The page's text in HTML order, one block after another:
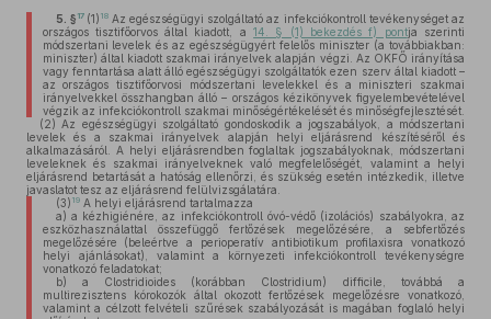
5. § 17 (1) 18Az egészségügyi szolgáltató az infekciókontroll tevékenységet az
országos tisztifőorvos által kiadott, a14. § (1) bekezdés f) pontja szerinti
módszertani levelek és az egészségügyért felelős miniszter (a továbbiakban:
miniszter) által kiadott szakmai irányelvek alapján végzi. Az OKFŐ irányítása
vagy fenntartása alatt álló egészségügyi szolgáltatók ezen szerv által kiadott –
az országos tisztifőorvosi módszertani levelekkel és a miniszteri szakmai
irányelvekkel összhangban álló – országos kézikönyvek figyelembevételével
végzik az infekciókontroll szakmai minőségértékelését és minőségfejlesztését.
(2) Az egészségügyi szolgáltató gondoskodik a jogszabályok, a módszertani
levelek és a szakmai irányelvek alapján helyi eljárásrend készítéséről és
alkalmazásáról. A helyi eljárásrendben foglaltak jogszabályoknak, módszertani
leveleknek és szakmai irányelveknek való megfelelőségét, valamint a helyi
eljárásrend betartását a hatóság ellenőrzi, és szükség esetén intézkedik, illetve
javaslatot tesz az eljárásrend felülvizsgálatára.
(3) 19A helyi eljárásrend tartalmazza
a) a kézhigiénére, az infekciókontroll óvó-védő (izolációs) szabályokra, az
eszközhasználattal összefüggő fertőzések megelőzésére, a sebfertőzés
megelőzésére (beleértve a perioperatív antibiotikum profilaxisra vonatkozó
helyi ajánlásokat), valamint a környezeti infekciókontroll tevékenységre
vonatkozó feladatokat;
b) a Clostridioides (korábban Clostridium) difficile, továbbá a
multirezisztens kórokozók által okozott fertőzések megelőzésre vonatkozó,
valamint a célzott felvételi szűrések szabályozását is magában foglaló helyi